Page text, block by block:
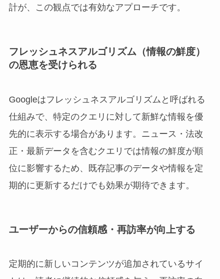
計が、この観点では有効なアプローチです。
フレッシュネスアルゴリズム（情報の鮮度）
の恩恵を受けられる
Googleはフレッシュネスアルゴリズムと呼ばれる
仕組みで、特定のクエリに対して新鮮な情報を優
先的に表示する場合があります。ニュース・法改
正・最新データを含むクエリでは情報の鮮度が順
位に影響するため、既存記事のデータや情報を定
期的に更新するだけでも効果が期待できます。
ユーザーからの信頼感・再訪率が向上する
定期的に新しいコンテンツが追加されているサイ